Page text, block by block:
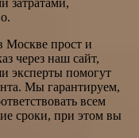
затратами,
Москве прост и
через наш сайт,
эксперты помогут
Мы гарантируем,
всем
сроки, при этом вы